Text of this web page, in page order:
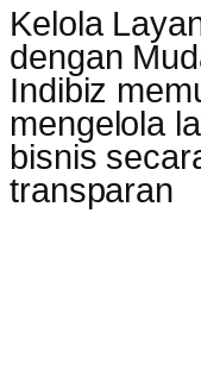
Kelola
dengan
Indibiz
mengelola
bisnis
transparan